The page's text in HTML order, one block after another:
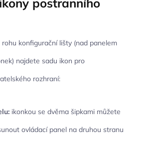
konfigurační lišty (nad panelem
najdete sadu ikon pro
rozhraní:
ikonkou se dvěma šipkami můžete
ovládací panel na druhou stranu